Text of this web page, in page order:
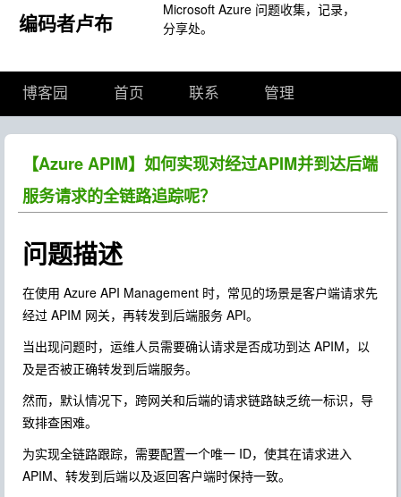
编码者卢布
Microsoft Azure 问题收集，记录，
分享处。
博客园 首页 联系 管理
【Azure APIM】如何实现对经过APIM并到达后端
服务请求的全链路追踪呢？
问题描述
在使用 Azure API Management 时，常见的场景是客户端请求先
经过 APIM 网关，再转发到后端服务 API。
当出现问题时，运维人员需要确认请求是否成功到达 APIM，以
及是否被正确转发到后端服务。
然而，默认情况下，跨网关和后端的请求链路缺乏统一标识，导
致排查困难。
为实现全链路跟踪，需要配置一个唯一 ID，使其在请求进入
APIM、转发到后端以及返回客户端时保持一致。